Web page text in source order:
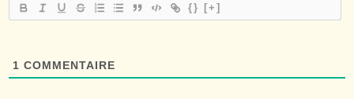
{} [+]
1 COMMENTAIRE